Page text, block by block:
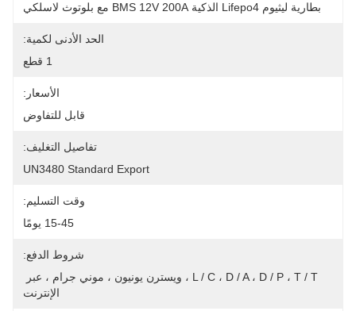
بطارية ليثيوم Lifepo4 الذكية BMS 12V 200A مع بلوتوث لاسلكي
الحد الأدنى لكمية:
1 قطع
الأسعار:
قابل للتفاوض
تفاصيل التغليف:
UN3480 Standard Export
وقت التسليم:
15-45 يومًا
شروط الدفع:
الإنترنت